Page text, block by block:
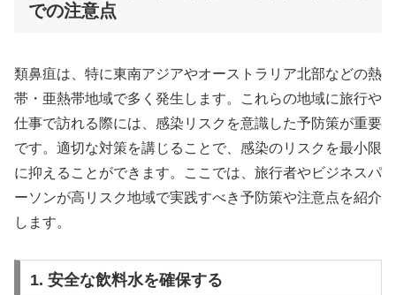
での注意点
類鼻疽は、特に東南アジアやオーストラリア北部などの熱
帯・亜熱帯地域で多く発生します。これらの地域に旅行や
仕事で訪れる際には、感染リスクを意識した予防策が重要
です。適切な対策を講じることで、感染のリスクを最小限
に抑えることができます。ここでは、旅行者やビジネスパ
ーソンが高リスク地域で実践すべき予防策や注意点を紹介
します。
1. 安全な飲料水を確保する